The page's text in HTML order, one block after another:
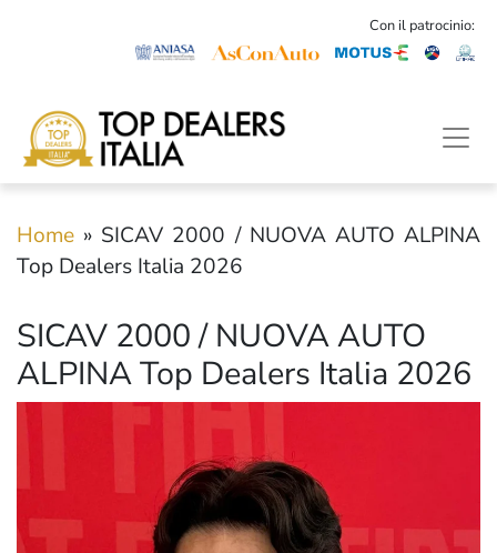
Con il patrocinio:
Home » SICAV 2000 / NUOVA AUTO ALPINA
Top Dealers Italia 2026
SICAV 2000 / NUOVA AUTO
ALPINA Top Dealers Italia 2026